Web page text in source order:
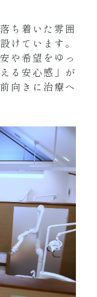
ち着いた雰囲
けています。
や希望をゆっ
る安心感」が
向きに治療へ